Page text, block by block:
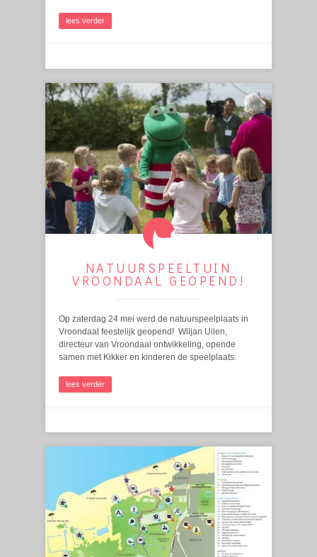
lees verder
NATUURSPEELTUIN
VROONDAAL GEOPEND!
Op zaterdag 24 mei werd de natuurspeelplaats in
Vroondaal feestelijk geopend! Wiljan Uilen,
directeur van Vroondaal ontwikkeling, opende
samen met Kikker en kinderen de speelplaats.
lees verder